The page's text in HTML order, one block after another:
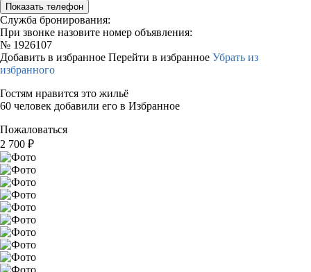
Показать телефон
Служба бронирования:
При звонке назовите номер объявления:
№ 1926107
Добавить в избранное Перейти в избранное Убрать из
избранного
Гостям нравится это жильё
60 человек добавили его в Избранное
Пожаловаться
2 700 ₽